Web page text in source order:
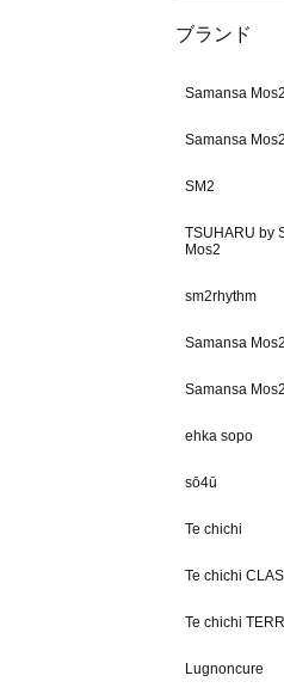
ブランド
Samansa Mos2
Samansa
SM2
TSUHARU by
Mos2
sm2rhythm
Samansa
Samansa
ehka sopo
sō4ū
Te chichi
Te chichi
Te chichi
Lugnoncure